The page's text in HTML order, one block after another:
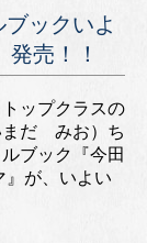
ックいよ
売！！
ップクラスの
まだ みお）ち
ブック『今田
』が、いよい